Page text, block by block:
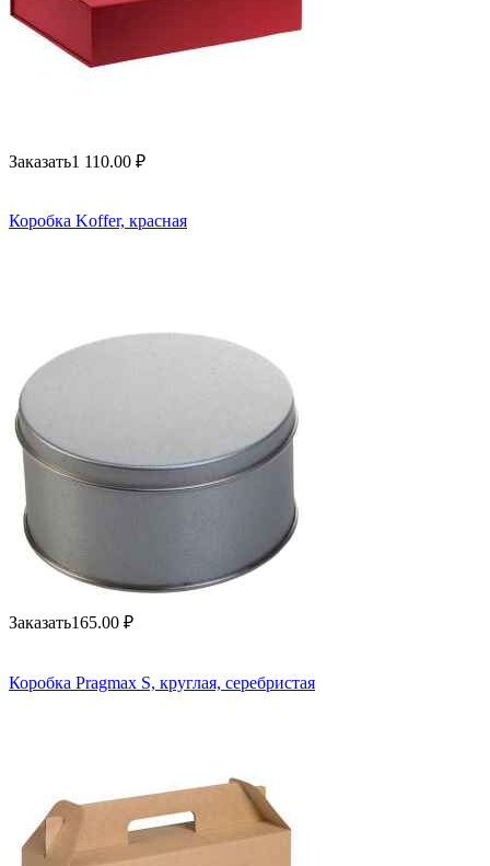
Заказать1 110.00 ₽
Коробка Koffer, красная
Заказать165.00 ₽
Коробка Pragmax S, круглая, серебристая